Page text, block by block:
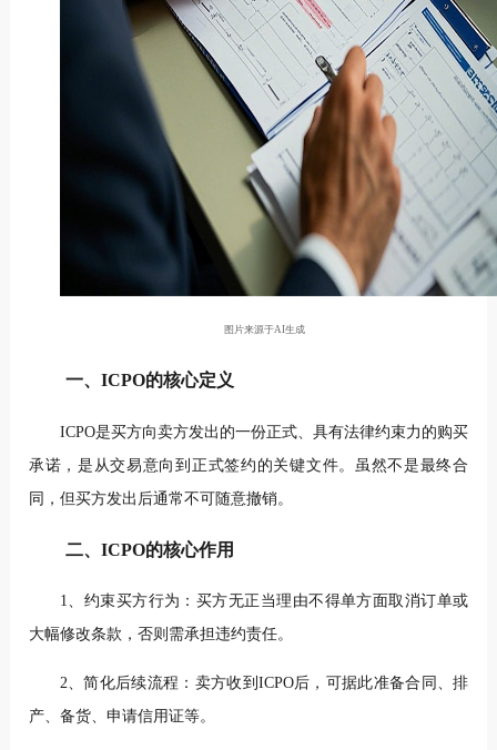
图片来源于AI生成
一、ICPO的核心定义
ICPO是买方向卖方发出的一份正式、具有法律约束力的购买
承诺，是从交易意向到正式签约的关键文件。虽然不是最终合
同，但买方发出后通常不可随意撤销。
二、ICPO的核心作用
1、约束买方行为：买方无正当理由不得单方面取消订单或
大幅修改条款，否则需承担违约责任。
2、简化后续流程：卖方收到ICPO后，可据此准备合同、排
产、备货、申请信用证等。